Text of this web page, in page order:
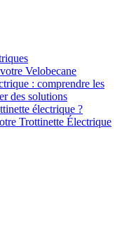
Velobecane
: comprendre les
des solutions
électrique ?
Trottinette Électrique